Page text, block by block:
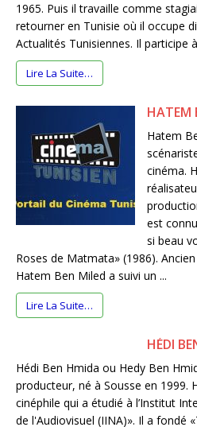
1965. Puis il travaille comme
retourner en Tunisie où il occupe
Actualités Tunisiennes. Il participe
Lire La Suite…
HATEM
Hatem
cinéma.
est
si beau
Roses de Matmata» (1986).
Hatem Ben Miled a suivi un ...
Lire La Suite…
HÉDI
Hédi Ben Hmida ou Hedy Ben
producteur, né à Sousse en 1999.
cinéphile qui a étudié à l’Institut
de l'Audiovisuel (IINA)». Il a fondé